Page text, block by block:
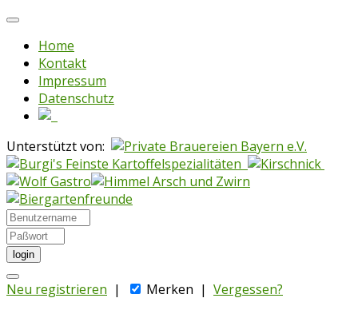
Home
Kontakt
Impressum
Datenschutz
Unterstützt von:
login
Neu registrieren | Merken | Vergessen?